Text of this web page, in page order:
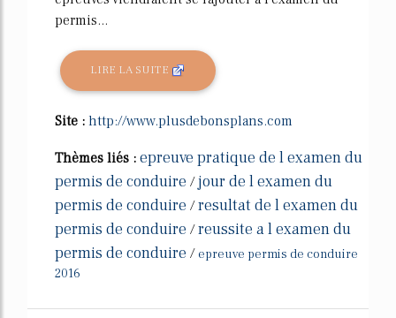
permis...
LIRE LA SUITE
Site : http://www.plusdebonsplans.com
Thèmes liés : epreuve pratique de l examen du
permis de conduire /jour de l examen du
permis de conduire /resultat de l examen du
permis de conduire /reussite a l examen du
permis de conduire / epreuve permis de conduire
2016